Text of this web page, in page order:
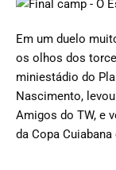
Em um duelo
os olhos dos
miniestádio do
Nascimento,
Amigos do TW, e
da Copa